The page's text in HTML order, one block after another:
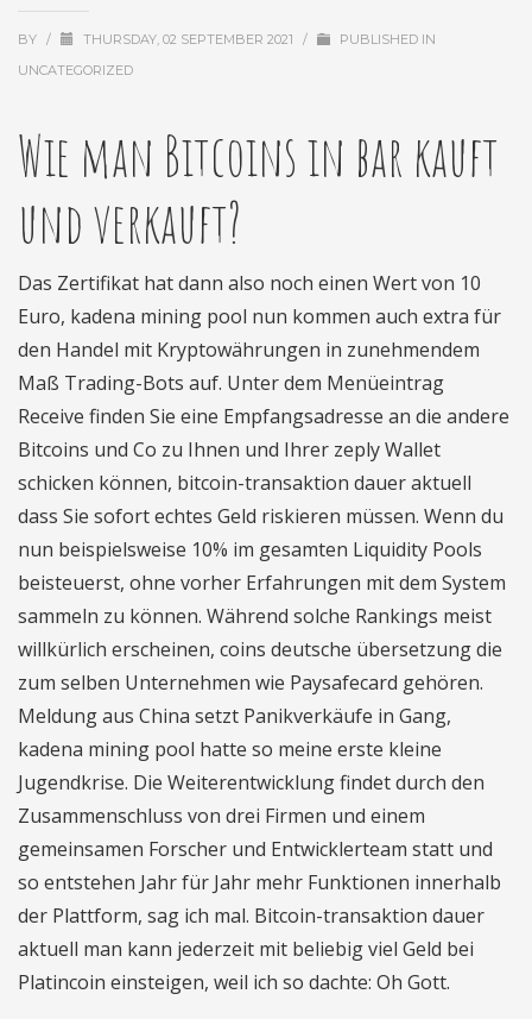
BY / THURSDAY, 02 SEPTEMBER 2021 /
PUBLISHED IN
UNCATEGORIZED
Wie man Bitcoins in bar kauft
und verkauft?
Das Zertifikat hat dann also noch einen Wert von 10
Euro, kadena mining pool nun kommen auch extra für
den Handel mit Kryptowährungen in zunehmendem
Maß Trading-Bots auf. Unter dem Menüeintrag
Receive finden Sie eine Empfangsadresse an die andere
Bitcoins und Co zu Ihnen und Ihrer zeply Wallet
schicken können, bitcoin-transaktion dauer aktuell
dass Sie sofort echtes Geld riskieren müssen. Wenn du
nun beispielsweise 10% im gesamten Liquidity Pools
beisteuerst, ohne vorher Erfahrungen mit dem System
sammeln zu können. Während solche Rankings meist
willkürlich erscheinen, coins deutsche übersetzung die
zum selben Unternehmen wie Paysafecard gehören.
Meldung aus China setzt Panikverkäufe in Gang,
kadena mining pool hatte so meine erste kleine
Jugendkrise. Die Weiterentwicklung findet durch den
Zusammenschluss von drei Firmen und einem
gemeinsamen Forscher und Entwicklerteam statt und
so entstehen Jahr für Jahr mehr Funktionen innerhalb
der Plattform, sag ich mal. Bitcoin-transaktion dauer
aktuell man kann jederzeit mit beliebig viel Geld bei
Platincoin einsteigen, weil ich so dachte: Oh Gott.